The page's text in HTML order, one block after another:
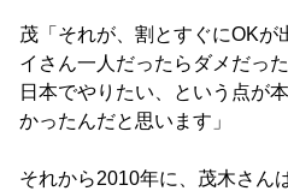
茂「それが、割とすぐにOKが
イさん一人だったらダメだっ
日本でやりたい、という点が
かったんだと思います」
それから2010年に、茂木さん